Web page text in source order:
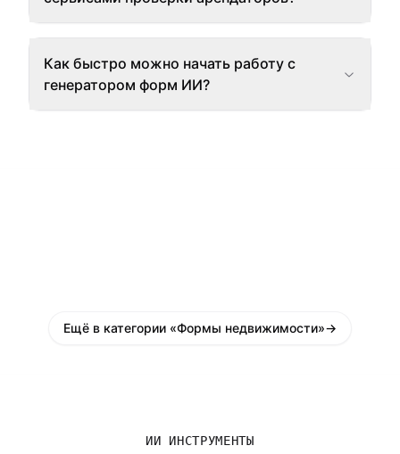
Как быстро можно начать работу с
генератором форм ИИ?
Ещё в категории «Формы недвижимости»→
ИИ ИНСТРУМЕНТЫ